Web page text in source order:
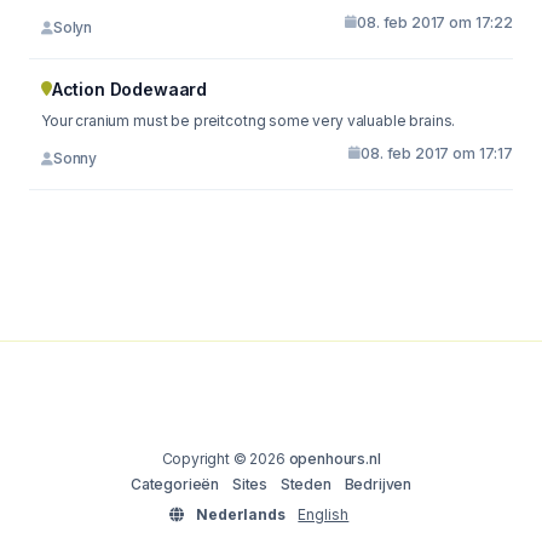
Solyn 08. feb 2017 om 17:22
Action Dodewaard
Your cranium must be preitcotng some very valuable brains.
Sonny 08. feb 2017 om 17:17
Copyright © 2026 openhours.nl
Categorieën
Sites Steden
Bedrijven
Nederlands
English